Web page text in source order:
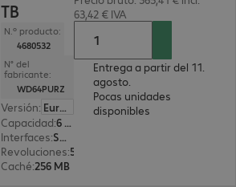
TB
N.º producto:
4680532
N° del
fabricante:
WD64PURZ
Versión:
Europa
Capacidad: 6 TB
Interfaces: SATA 3.0 (6 Gbit/s) 8,9 cm (3,5")
Revoluciones:
Caché:256 MB
63,42 € IVA
Entrega a partir del 11.
agosto.
Pocas unidades
disponibles